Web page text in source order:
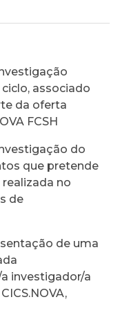
ciclo, associado
da oferta
FCSH
do
que pretende
no
de
de uma
investigador/a